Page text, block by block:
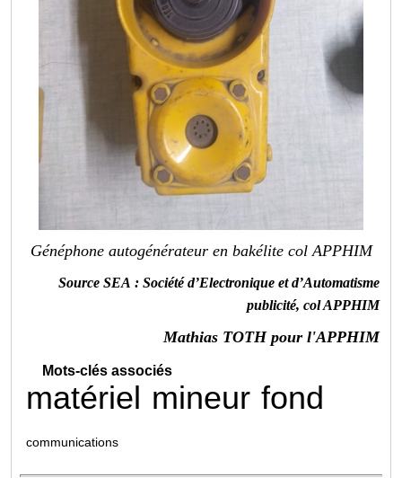
Généphone autogénérateur en bakélite col APPHIM
Source SEA : Société d’Electronique et d’Automatisme
publicité, col APPHIM
Mathias TOTH pour l'APPHIM
Mots-clés associés
matériel mineur fond
communications